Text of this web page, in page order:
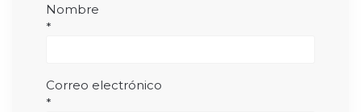
Nombre
*
Correo electrónico
*